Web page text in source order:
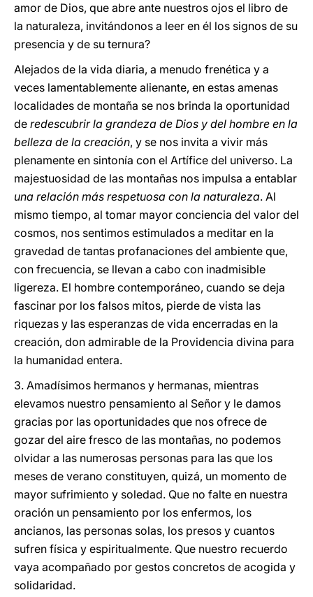
amor de Dios, que abre ante nuestros ojos el libro de
la naturaleza, invitándonos a leer en él los signos de su
presencia y de su ternura?
Alejados de la vida diaria, a menudo frenética y a
veces lamentablemente alienante, en estas amenas
localidades de montaña se nos brinda la oportunidad
de redescubrir la grandeza de Dios y del hombre en la
belleza de la creación, y se nos invita a vivir más
plenamente en sintonía con el Artífice del universo. La
majestuosidad de las montañas nos impulsa a entablar
una relación más respetuosa con la naturaleza. Al
mismo tiempo, al tomar mayor conciencia del valor del
cosmos, nos sentimos estimulados a meditar en la
gravedad de tantas profanaciones del ambiente que,
con frecuencia, se llevan a cabo con inadmisible
ligereza. El hombre contemporáneo, cuando se deja
fascinar por los falsos mitos, pierde de vista las
riquezas y las esperanzas de vida encerradas en la
creación, don admirable de la Providencia divina para
la humanidad entera.
3. Amadísimos hermanos y hermanas, mientras
elevamos nuestro pensamiento al Señor y le damos
gracias por las oportunidades que nos ofrece de
gozar del aire fresco de las montañas, no podemos
olvidar a las numerosas personas para las que los
meses de verano constituyen, quizá, un momento de
mayor sufrimiento y soledad. Que no falte en nuestra
oración un pensamiento por los enfermos, los
ancianos, las personas solas, los presos y cuantos
sufren física y espiritualmente. Que nuestro recuerdo
vaya acompañado por gestos concretos de acogida y
solidaridad.